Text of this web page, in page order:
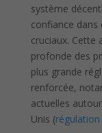
système
confiance
cruciaux. Cette
profonde des
plus grande
renforcée,
actuelles
Unis (régulation